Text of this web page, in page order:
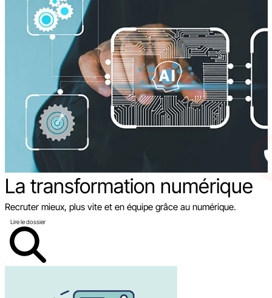
La transformation numérique
Recruter mieux, plus vite et en équipe grâce au numérique.
Lire le dossier